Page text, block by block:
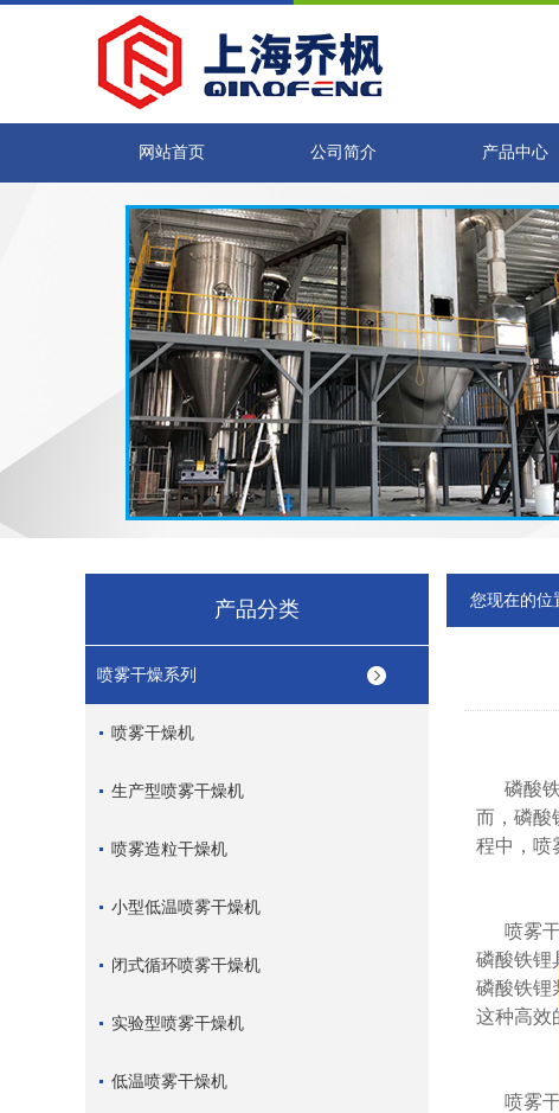
网站首页 公司简介 产品中心
产品分类
喷雾干燥系列
喷雾干燥机
生产型喷雾干燥机
喷雾造粒干燥机
小型低温喷雾干燥机
闭式循环喷雾干燥机
实验型喷雾干燥机
低温喷雾干燥机
您现在的位
磷酸
而，磷酸
程中，喷
喷雾
磷酸铁锂
磷酸铁锂
这种高效
喷雾